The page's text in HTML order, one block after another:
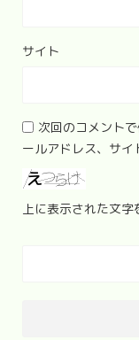
サイト
次回のコメント
ールアドレス、サイ
上に表示された文字